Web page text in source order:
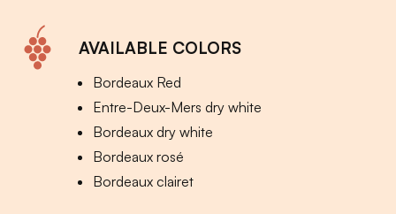
AVAILABLE COLORS
Bordeaux Red
Entre-Deux-Mers dry white
Bordeaux dry white
Bordeaux rosé
Bordeaux clairet